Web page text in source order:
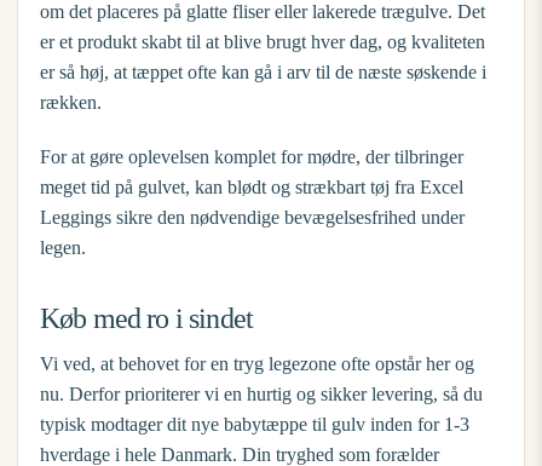
om det placeres på glatte fliser eller lakerede trægulve. Det
er et produkt skabt til at blive brugt hver dag, og kvaliteten
er så høj, at tæppet ofte kan gå i arv til de næste søskende i
rækken.
For at gøre oplevelsen komplet for mødre, der tilbringer
meget tid på gulvet, kan blødt og strækbart tøj fra Excel
Leggings sikre den nødvendige bevægelsesfrihed under
legen.
Køb med ro i sindet
Vi ved, at behovet for en tryg legezone ofte opstår her og
nu. Derfor prioriterer vi en hurtig og sikker levering, så du
typisk modtager dit nye babytæppe til gulv inden for 1-3
hverdage i hele Danmark. Din tryghed som forælder